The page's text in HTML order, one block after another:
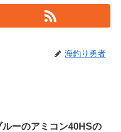
海釣り勇者
ルーのアミコン40HSの